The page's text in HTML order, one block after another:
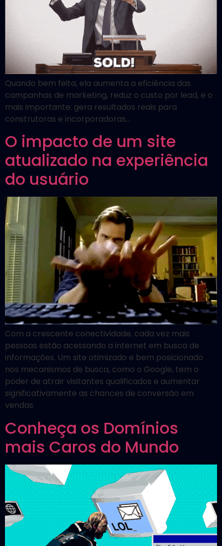
Quando bem feita, ela aumenta a eficiência das
campanhas de marketing, reduz o custo por lead, e o
mais importante: gera resultados reais para
construtoras e incorporadoras…
O impacto de um site
atualizado na experiência
do usuário
Com a crescente conectividade, cada vez mais
pessoas estão acessando a internet em busca de
informações. Um site otimizado e bem posicionado
nos mecanismos de busca, como o Google, tem o
poder de atrair visitantes qualificados e aumentar
significativamente as chances de conversão em
vendas.
Conheça os Domínios
mais Caros do Mundo